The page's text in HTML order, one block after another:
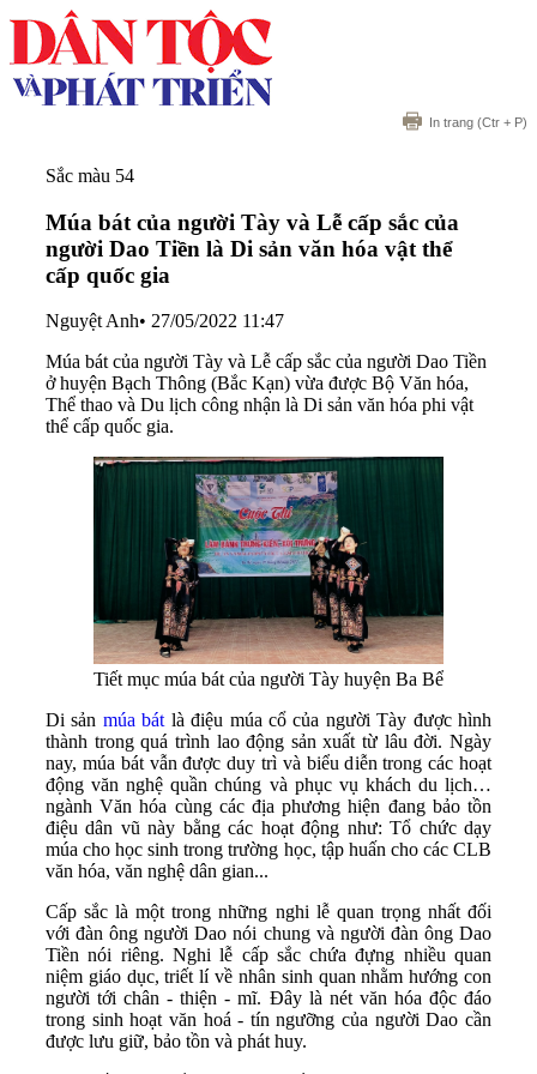
In trang (Ctr + P)
Sắc màu 54
Múa bát của người Tày và Lễ cấp sắc của
người Dao Tiền là Di sản văn hóa vật thể
cấp quốc gia
Nguyệt Anh• 27/05/2022 11:47
Múa bát của người Tày và Lễ cấp sắc của người Dao Tiền
ở huyện Bạch Thông (Bắc Kạn) vừa được Bộ Văn hóa,
Thể thao và Du lịch công nhận là Di sản văn hóa phi vật
thể cấp quốc gia.
Tiết mục múa bát của người Tày huyện Ba Bể
Di sản múa bátlà điệu múa cổ của người Tày được hình
thành trong quá trình lao động sản xuất từ lâu đời. Ngày
nay, múa bát vẫn được duy trì và biểu diễn trong các hoạt
động văn nghệ quần chúng và phục vụ khách du lịch…
ngành Văn hóa cùng các địa phương hiện đang bảo tồn
điệu dân vũ này bằng các hoạt động như: Tổ chức dạy
múa cho học sinh trong trường học, tập huấn cho các CLB
văn hóa, văn nghệ dân gian...
Cấp sắc là một trong những nghi lễ quan trọng nhất đối
với đàn ông người Dao nói chung và người đàn ông Dao
Tiền nói riêng. Nghi lễ cấp sắc chứa đựng nhiều quan
niệm giáo dục, triết lí về nhân sinh quan nhằm hướng con
người tới chân - thiện - mĩ. Đây là nét văn hóa độc đáo
trong sinh hoạt văn hoá - tín ngưỡng của người Dao cần
được lưu giữ, bảo tồn và phát huy.